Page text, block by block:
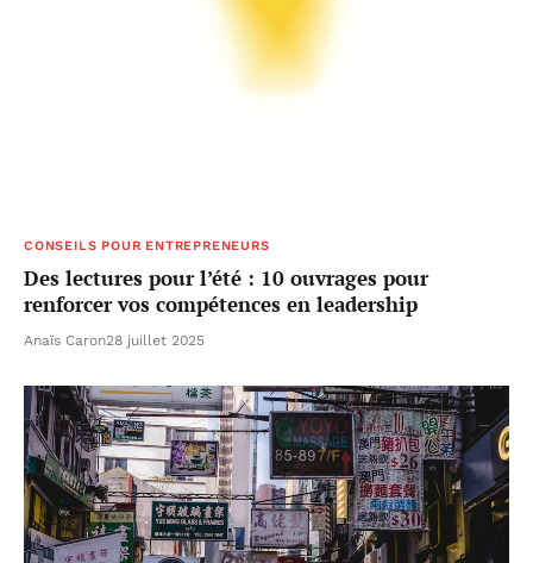
CONSEILS POUR ENTREPRENEURS
Des lectures pour l’été : 10 ouvrages pour
renforcer vos compétences en leadership
Anaïs Caron28 juillet 2025